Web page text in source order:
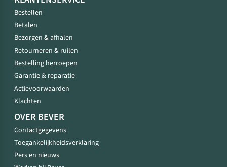
Bestellen
Betalen
Bezorgen & afhalen
Retourneren & ruilen
Bestelling herroepen
Garantie & reparatie
Actievoorwaarden
Klachten
OVER BEVER
Contactgegevens
Toegankelijkheidsverklaring
Pers en nieuws